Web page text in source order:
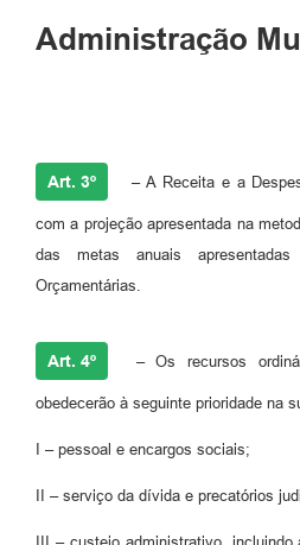
Administração
Art. 3º – A Receita e a
com a projeção apresentada na
das metas anuais
Orçamentárias.
Art. 4º – Os recursos
obedecerão à seguinte prioridade na
I – pessoal e encargos sociais;
II – serviço da dívida e precatórios